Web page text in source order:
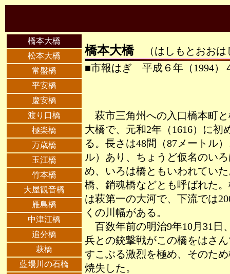
橋本大橋
松本大橋
常盤橋
平安橋
慶安橋
渡り口橋
極楽橋
万歳橋
玉江橋
竹本橋
大屋観音橋
雁島橋
中津江橋
追分橋
萩橋
藍場川の石橋
橋本大橋（はしもとおおは
■市報はぎ 平成６年（1994）
萩市三角州への入口橋本町
大橋で、元和2年（1616）に初
る。長さは48間（87メートル
ル）あり、ちょうど仮名のい
め、いろは橋ともいわれてい
橋、銷魂橋などとも呼ばれた
は萩第一の大河で、下流では
くの川幅がある。
百数年前の明治9年10月31日
兵との銃撃戦がこの橋をはさ
すこぶる激烈を極め、そのた
焼失した。